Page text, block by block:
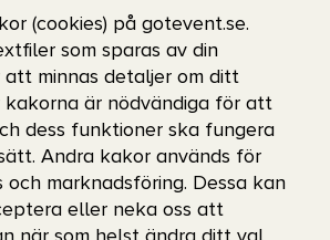
Övriga deltagare behöver
på 68–89 kronor i
måste alltid vara med på
(cookies) på gotevent.se.
som sparas av din
minnas detaljer om ditt
kakorna är nödvändiga för att
dess funktioner ska fungera
Andra kakor används för
marknadsföring. Dessa kan
eller neka oss att